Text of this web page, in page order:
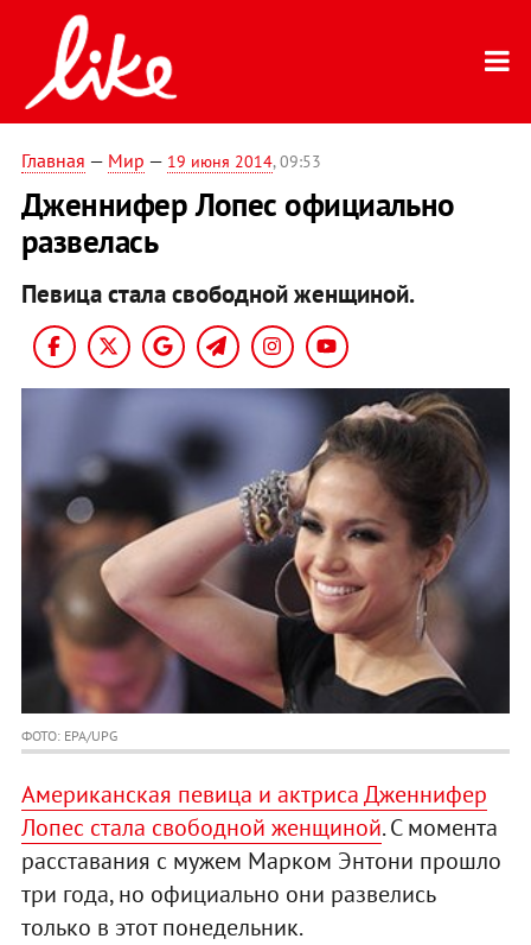
Главная — Мир — 19 июня 2014, 09:53
Дженнифер Лопес официально
развелась
Певица стала свободной женщиной.
ФОТО: EPA/UPG
Американская певица и актриса Дженнифер
Лопес стала свободной женщиной. С момента
расставания с мужем Марком Энтони прошло
три года, но официально они развелись
только в этот понедельник.